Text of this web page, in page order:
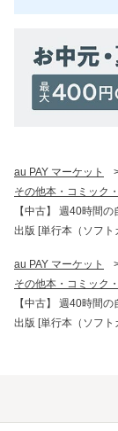
au PAY マーケット
その他本・コミック
【中古】 週40時間
出版 [単行本（ソフト
au PAY マーケット
その他本・コミック
【中古】 週40時間
出版 [単行本（ソフト